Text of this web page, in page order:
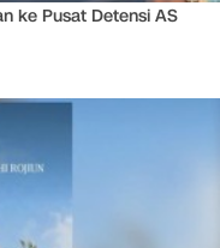
ke Pusat Detensi AS